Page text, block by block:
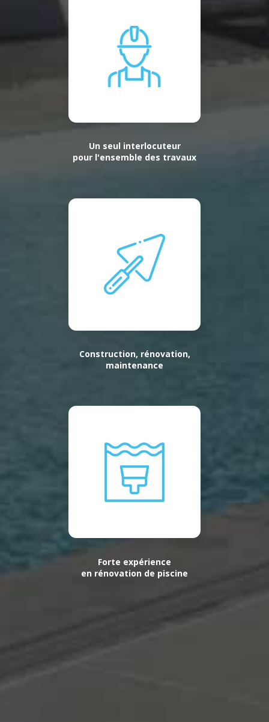
Un seul interlocuteur
pour l'ensemble des travaux
Construction, rénovation,
maintenance
Forte expérience
en rénovation de piscine